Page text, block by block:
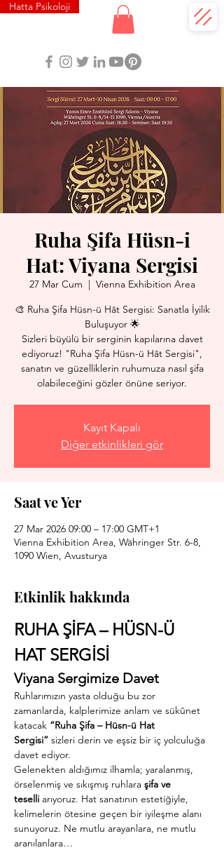
Hatta Psikoloji
Ruha Şifa Hüsn-i
Hat: Viyana Sergisi
27 Mar Cum
  |
Vienna Exhibition Area
🎨 Ruha Şifa Hüsn-ü Hât Sergisi: Sanatla İyilik
Buluşuyor 🌟
Sizleri büyülü bir serginin kapılarına davet
ediyoruz! "Ruha Şifa Hüsn-ü Hât Sergisi",
sanatın ve güzelliklerin ruhumuza nasıl şifa
olabileceğini gözler önüne seriyor.
Kayıt Kapalı
Diğer etkinlikleri gör
Saat ve Yer
27 Mar 2026 09:00 – 17:00 GMT+1
Vienna Exhibition Area, Währinger Str. 6-8,
1090 Wien, Avusturya
Etkinlik hakkında
RUHA ŞİFA – HÜSN-Ü
HAT SERGİSİ
Viyana Sergimize Davet
Ruhlarımızın yasta olduğu bu zor
zamanlarda, kalplerimize anlam ve sükûnet
katacak “Ruha Şifa – Hüsn-ü Hat
Sergisi” sizleri derin ve eşsiz bir iç yolculuğa
davet ediyor.
Gelenekten aldığımız ilhamla; yaralanmış,
örselenmiş ve sıkışmış ruhlara şifa ve
teselli arıyoruz. Hat sanatının estetiğiyle,
kelimelerin ötesine geçen bir iyileşme alanı
sunuyoruz. Ne mutlu arayanlara, ne mutlu
aranılanlara…